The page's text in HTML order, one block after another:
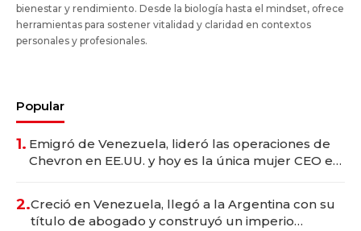
bienestar y rendimiento. Desde la biología hasta el mindset, ofrece
herramientas para sostener vitalidad y claridad en contextos
personales y profesionales.
Popular
1. Emigró de Venezuela, lideró las operaciones de
Chevron en EE.UU. y hoy es la única mujer CEO en
2.Creció en Venezuela, llegó a la Argentina con su
título de abogado y construyó un imperio